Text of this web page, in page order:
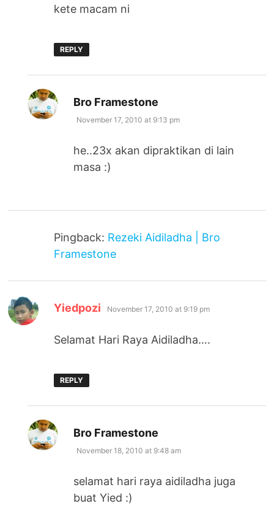
kete macam ni
REPLY
Bro Framestone
November 17, 2010 at 9:13 pm
he..23x akan dipraktikan di lain
masa :)
Pingback: Rezeki Aidiladha | Bro
Framestone
Yiedpozi says:
November 17, 2010 at 9:19 pm
Selamat Hari Raya Aidiladha….
REPLY
Bro Framestone
November 18, 2010 at 9:48 am
selamat hari raya aidiladha juga
buat Yied :)